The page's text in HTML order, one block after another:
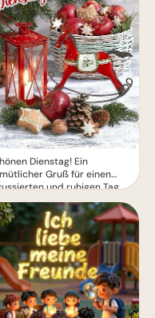
Dienstag! Ein
Gruß für einen
und ruhigen Tag.